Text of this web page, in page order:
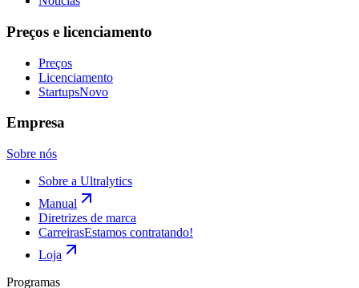
Preços e licenciamento
Preços
Licenciamento
StartupsNovo
Empresa
Sobre nós
Sobre a Ultralytics
Manual
Diretrizes de marca
CarreirasEstamos contratando!
Loja
Programas